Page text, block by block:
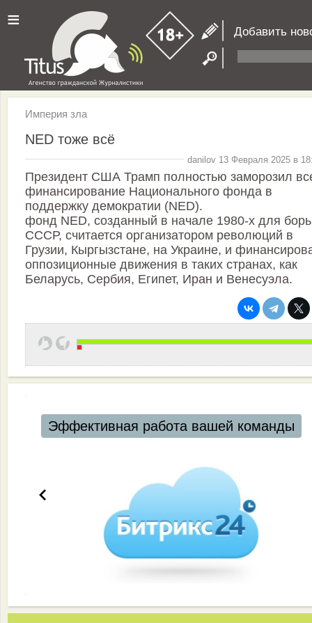
≡ Добавить
Империя зла
NED тоже всё
danilov 13 Февраля 2025 в
Президент США Трамп полностью заморозил
финансирование Национального фонда в
поддержку демократии (NED).
фонд NED, созданный в начале 1980-х для
СССР, считается организатором революций в
Грузии, Кыргызстане, на Украине, и
оппозиционные движения в таких странах, как
Беларусь, Сербия, Египет, Иран и Венесуэла.
Эффективная работа вашей команды